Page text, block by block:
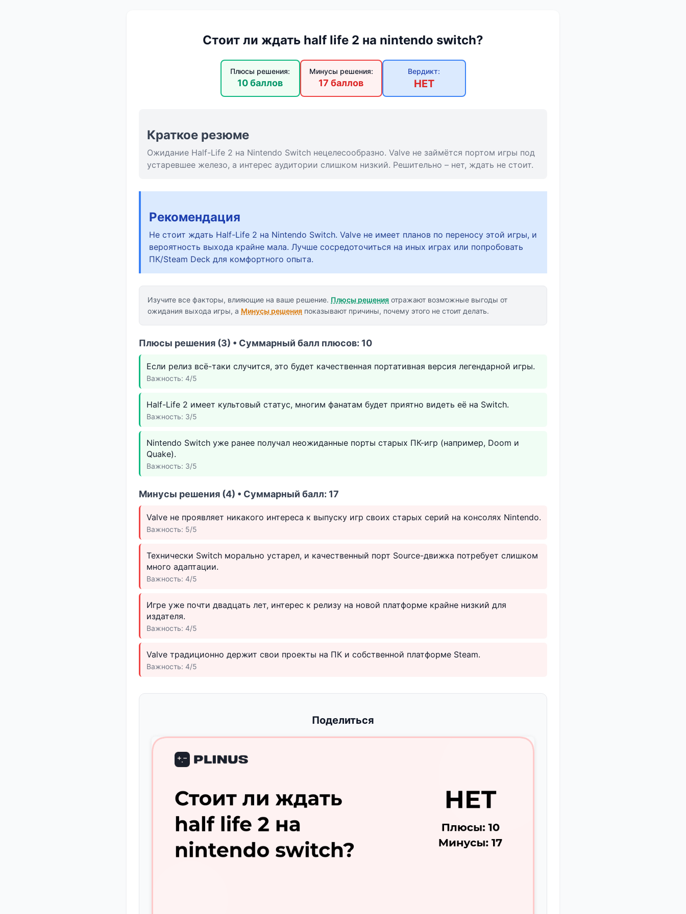
Стоит ли ждать half life 2 на nintendo switch?
Плюсы решения:
10 баллов
Минусы решения:
17 баллов
Вердикт:
НЕТ
Краткое резюме
Ожидание Half-Life 2 на Nintendo Switch нецелесообразно. Valve не займётся портом игры под
устаревшее железо, а интерес аудитории слишком низкий. Решительно – нет, ждать не стоит.
Рекомендация
Не стоит ждать Half-Life 2 на Nintendo Switch. Valve не имеет планов по переносу этой игры, и
вероятность выхода крайне мала. Лучше сосредоточиться на иных играх или попробовать
ПК/Steam Deck для комфортного опыта.
Изучите все факторы, влияющие на ваше решение. Плюсы решения отражают возможные выгоды от
ожидания выхода игры, а Минусы решения показывают причины, почему этого не стоит делать.
Плюсы решения (3) • Суммарный балл плюсов: 10
Если релиз всё-таки случится, это будет качественная портативная версия легендарной игры.
Важность: 4/5
Half-Life 2 имеет культовый статус, многим фанатам будет приятно видеть её на Switch.
Важность: 3/5
Nintendo Switch уже ранее получал неожиданные порты старых ПК-игр (например, Doom и
Quake).
Важность: 3/5
Минусы решения (4) • Суммарный балл: 17
Valve не проявляет никакого интереса к выпуску игр своих старых серий на консолях Nintendo.
Важность: 5/5
Технически Switch морально устарел, и качественный порт Source-движка потребует слишком
много адаптации.
Важность: 4/5
Игре уже почти двадцать лет, интерес к релизу на новой платформе крайне низкий для
издателя.
Важность: 4/5
Valve традиционно держит свои проекты на ПК и собственной платформе Steam.
Важность: 4/5
Поделиться